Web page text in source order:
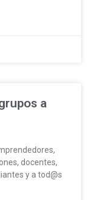
a
docentes,
y a tod@s